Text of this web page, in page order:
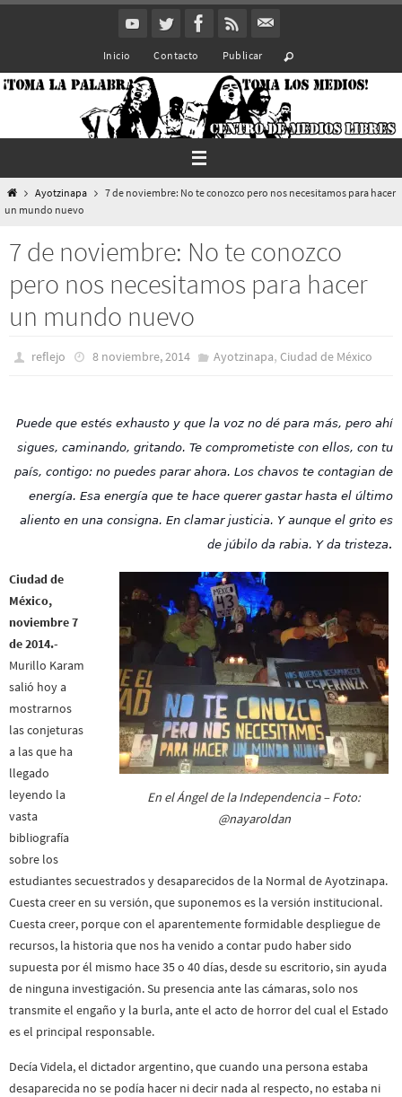
Inicio Contacto Publicar
InicioAyotzinapa
7 de noviembre: No te conozco pero nos necesitamos para hacer
un mundo nuevo
7 de noviembre: No te conozco
pero nos necesitamos para hacer
un mundo nuevo
reflejo 8 noviembre, 2014 Ayotzinapa, Ciudad de México
Puede que estés exhausto y que la voz no dé para más, pero ahí
sigues, caminando, gritando. Te comprometiste con ellos, con tu
país, contigo: no puedes parar ahora. Los chavos te contagian de
energía. Esa energía que te hace querer gastar hasta el último
aliento en una consigna. En clamar justicia. Y aunque el grito es
de júbilo da rabia. Y da tristeza.
En el Ángel de la Independencia – Foto:
@nayaroldan
Ciudad de
México,
noviembre 7
de 2014.-
Murillo Karam
salió hoy a
mostrarnos
las conjeturas
a las que ha
llegado
leyendo la
vasta
bibliografía
sobre los
estudiantes secuestrados y desaparecidos de la Normal de Ayotzinapa.
Cuesta creer en su versión, que suponemos es la versión institucional.
Cuesta creer, porque con el aparentemente formidable despliegue de
recursos, la historia que nos ha venido a contar pudo haber sido
supuesta por él mismo hace 35 o 40 días, desde su escritorio, sin ayuda
de ninguna investigación. Su presencia ante las cámaras, solo nos
transmite el engaño y la burla, ante el acto de horror del cual el Estado
es el principal responsable.
Decía Videla, el dictador argentino, que cuando una persona estaba
desaparecida no se podía hacer ni decir nada al respecto, no estaba ni